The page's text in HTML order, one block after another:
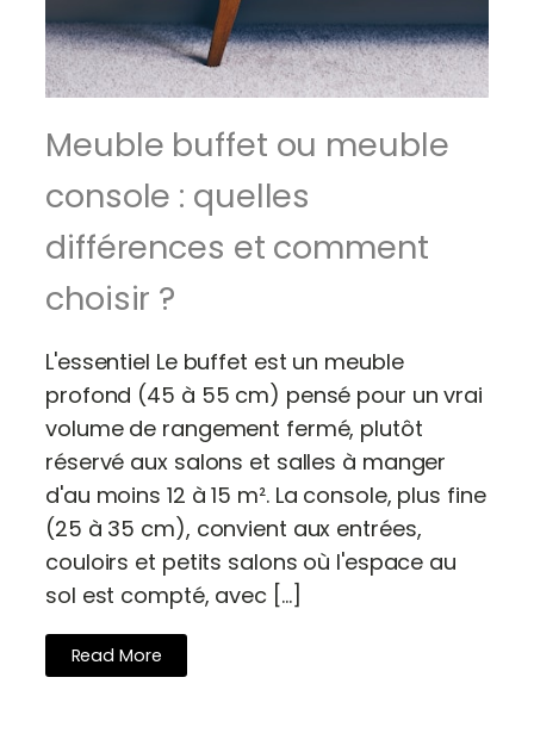
Meuble buffet ou meuble
console : quelles
différences et comment
choisir ?
L'essentiel Le buffet est un meuble
profond (45 à 55 cm) pensé pour un vrai
volume de rangement fermé, plutôt
réservé aux salons et salles à manger
d'au moins 12 à 15 m². La console, plus fine
(25 à 35 cm), convient aux entrées,
couloirs et petits salons où l'espace au
sol est compté, avec […]
Read More